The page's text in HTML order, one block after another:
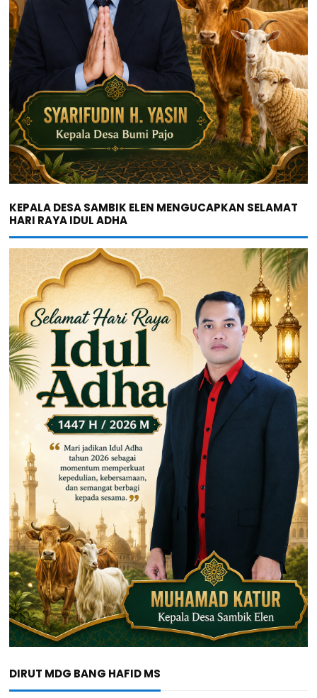
KEPALA DESA SAMBIK ELEN MENGUCAPKAN SELAMAT
HARI RAYA IDUL ADHA
DIRUT MDG BANG HAFID MS